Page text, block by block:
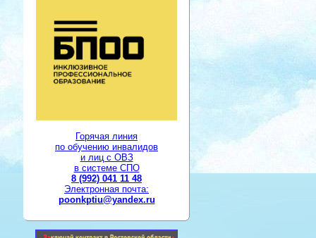
Горячая линия
по обучению инвалидов
и лиц с ОВЗ
в системе СПО
8 (992) 041 11 48
Электронная почта:
poonkptiu@yandex.ru